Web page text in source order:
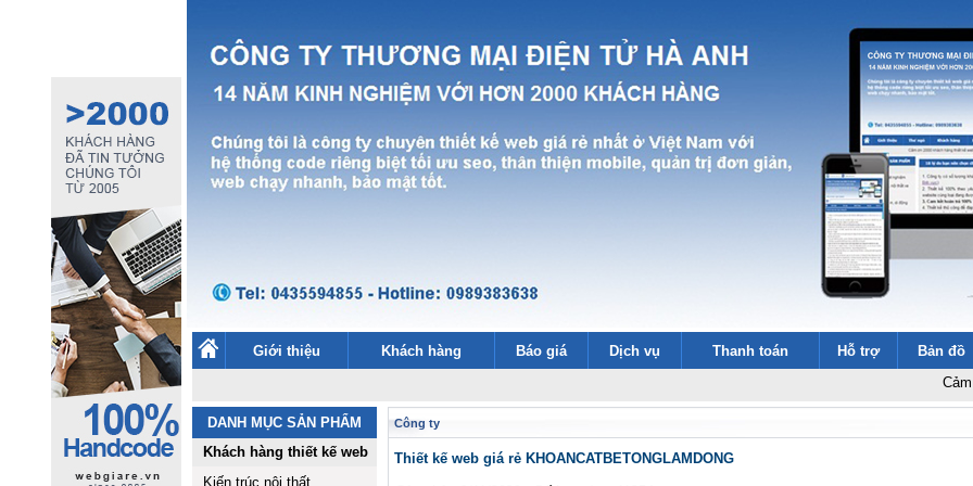
Giới thiệu Khách hàng Báo giá Dịch vụ Thanh toán Hỗ trợ Bản đồ
Cảm ơn
DANH MỤC SẢN PHẨM
Khách hàng thiết kế web
Kiến trúc nội thất
Công ty
Thiết kế web giá rẻ KHOANCATBETONGLAMDONG